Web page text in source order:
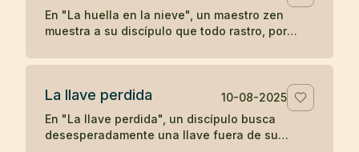
En "La huella en la nieve", un maestro zen
muestra a su discípulo que todo rastro, por
tiempo, enseñando sobre la impermanencia y
La llave perdida
10-08-2025
En "La llave perdida", un discípulo busca
desesperadamente una llave fuera de su